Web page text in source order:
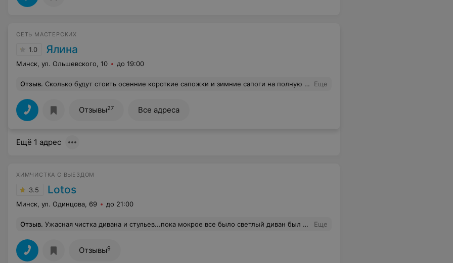
СЕТЬ МАСТЕРСКИХ
1.0 Ялина
Минск, ул. Ольшевского, 10 до 19:00
Отзыв. Сколько будут стоить осенние короткие сапожки и зимние сапоги на полную ногу. Сроки пошива. Еще
Отзывы27 Все адреса
Ещё 1 адрес
ХИМЧИСТКА С ВЫЕЗДОМ
3.5 Lotos
Минск, ул. Одинцова, 69 до 21:00
Отзыв. Ужасная чистка дивана и стульев...пока мокрое все было светлый диван был серый, обещали что, когда высохнет, посветлеет. Но, он таким и остался и стал неоднородного цвета.Просто ужас! В щелях не чистили вообще, пыль и шерсть как и было до уборки. Не заказывайте чистку, не портите себе мебель и нервы! Еще
Отзывы9